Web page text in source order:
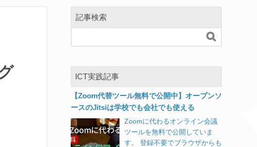
記事検索

ICT実践記事
【Zoom代替ツール無料で公開中】オープンソ
ースのJitsiは学校でも会社でも使える
Zoomに代わるオンライン会議
ツールを無料で公開していま
す。 登録不要でブラウザからも